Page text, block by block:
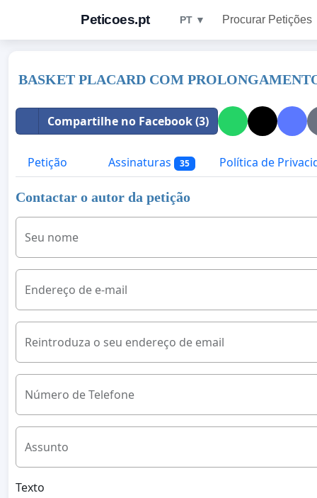
Peticoes.pt PT ▼ Procurar Petições
BASKET PLACARD COM
Compartilhe no Facebook (3)
Petição Assinaturas 35 Política de
Contactar o autor da petição
Seu nome
Endereço de e-mail
Reintroduza o seu endereço de email
Número de Telefone
Assunto
Texto